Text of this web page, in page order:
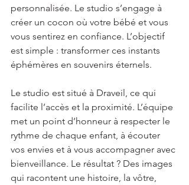
personnalisée. Le studio s’engage à
créer un cocon où votre bébé et vous
vous sentirez en confiance. L’objectif
est simple : transformer ces instants
éphémères en souvenirs éternels.
Le studio est situé à Draveil, ce qui
facilite l’accès et la proximité. L’équipe
met un point d’honneur à respecter le
rythme de chaque enfant, à écouter
vos envies et à vous accompagner avec
bienveillance. Le résultat ? Des images
qui racontent une histoire, la vôtre,